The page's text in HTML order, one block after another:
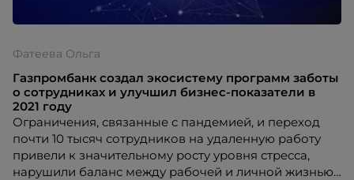
Фатеева Ольга
Газпромбанк создал экосистему программ заботы
о сотрудниках и улучшил бизнес-показатели в
2021 году
Ограничения, связанные с пандемией, и переход
почти 10 тысяч сотрудников на удаленную работу
привели к значительному росту уровня стресса,
нарушили баланс между рабочей и личной жизнью.